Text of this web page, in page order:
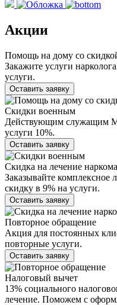
Акции
Помощь на дому со
Закажите услуги
услуги.
Оставить заявку
Скидки военным
Действующим служащим
услуги 10%.
Оставить заявку
Скидка на лечение
Заказывайте комплексное
скидку в 9% на услуги.
Оставить заявку
Повторное обращение
Акция для постоянных
повторные услуги.
Оставить заявку
Налоговый вычет
13% социального
лечение. Поможем с